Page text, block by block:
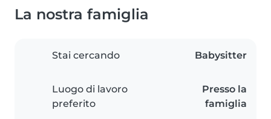
La nostra famiglia
Stai cercando Babysitter
Luogo di lavoro
preferito
Presso la
famiglia